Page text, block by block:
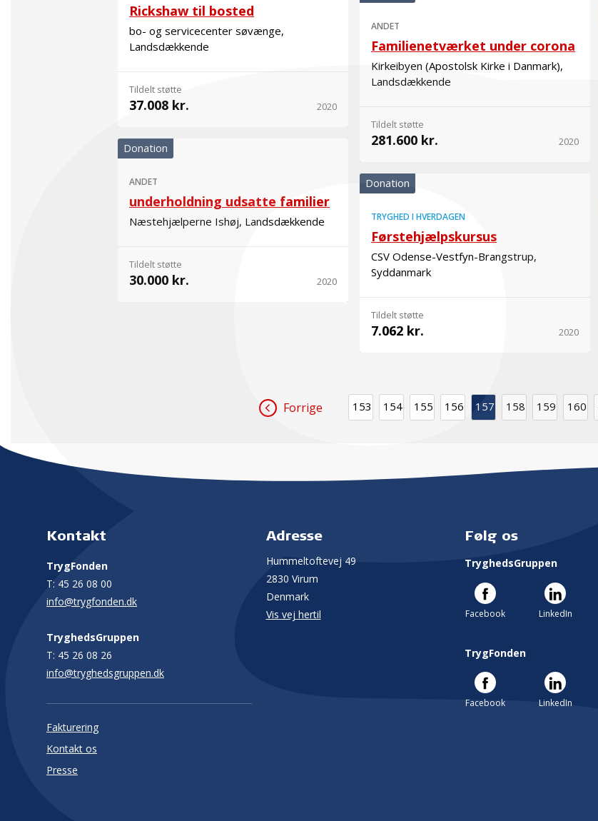
Rickshaw til bosted
bo- og servicecenter søvænge,
Landsdækkende
Tildelt støtte
37.008 kr. 2020
ANDET
Familienetværket under corona
Kirkeibyen (Apostolsk Kirke i Danmark),
Landsdækkende
Tildelt støtte
281.600 kr. 2020
Donation
ANDET
underholdning udsatte familier
Næstehjælperne Ishøj, Landsdækkende
Tildelt støtte
30.000 kr. 2020
Donation
TRYGHED I HVERDAGEN
Førstehjælpskursus
CSV Odense-Vestfyn-Brangstrup,
Syddanmark
Tildelt støtte
7.062 kr. 2020
Forrige 153 154 155 156 157 158 159 160
Kontakt
TrygFonden
T: 45 26 08 00
info@trygfonden.dk
TryghedsGruppen
T: 45 26 08 26
info@tryghedsgruppen.dk
Adresse
Hummeltoftevej 49
2830 Virum
Denmark
Vis vej hertil
Fakturering
Kontakt os
Presse
Følg os
TryghedsGruppen
Facebook LinkedIn
TrygFonden
Facebook LinkedIn